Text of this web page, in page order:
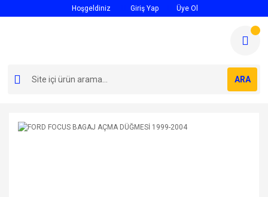
Hoşgeldiniz Giriş Yap Üye Ol
ARA